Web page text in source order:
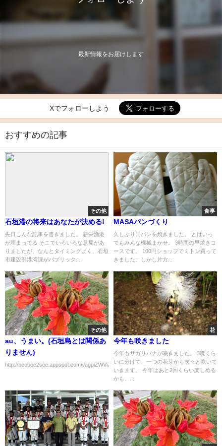
最新情報をお届けします
Xでフォローしよう
おすすめの記事
その他
石垣港の将来はあなたが決める!
先日こんな記事を書きました。 新栄漁港
が埋まってる そこでいろいろな意見があ
りましたが、なんとタイミングよく、石垣
市建設部港湾課がパブリック...
食事
MASAパンづくり
久しぶりにパンを焼きました。 とはいっ
てもみんな機械まかせ。 3時間の早焼きコ
ースです。 100円ショップでミトン買って
きました。しかし片方...
その他
au、うまい。(石垣島とは関係あ
りません)
http://beebee2see.appspot.com/i/agpiZWViZWUyc2VlchQLEgxJbWFnZUFuZFRleH...
花
今年も咲きました
今年もサガリバナが咲きました。 3晩くら
いに分けて、一つの花芽から次々と咲いて
いきます。 今年はあと2回くらい楽しめる
かも。...